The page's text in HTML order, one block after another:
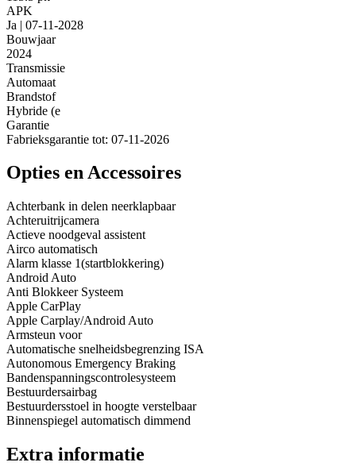
APK
Ja | 07-11-2028
Bouwjaar
2024
Transmissie
Automaat
Brandstof
Hybride (e
Garantie
Fabrieksgarantie tot: 07-11-2026
Opties en Accessoires
Achterbank in delen neerklapbaar
Achteruitrijcamera
Actieve noodgeval assistent
Airco automatisch
Alarm klasse 1(startblokkering)
Android Auto
Anti Blokkeer Systeem
Apple CarPlay
Apple Carplay/Android Auto
Armsteun voor
Automatische snelheidsbegrenzing ISA
Autonomous Emergency Braking
Bandenspanningscontrolesysteem
Bestuurdersairbag
Bestuurdersstoel in hoogte verstelbaar
Binnenspiegel automatisch dimmend
Extra informatie